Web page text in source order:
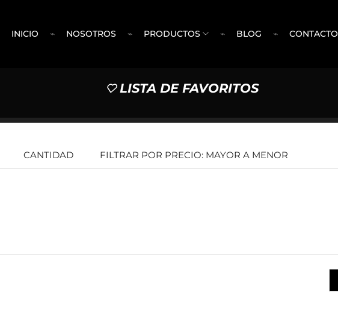
INICIO ⌁ NOSOTROS ⌁ PRODUCTOS ⌁ BLOG ⌁ CONTACTO
LISTA DE FAVORITOS
CANTIDAD FILTRAR POR PRECIO: MAYOR A MENOR